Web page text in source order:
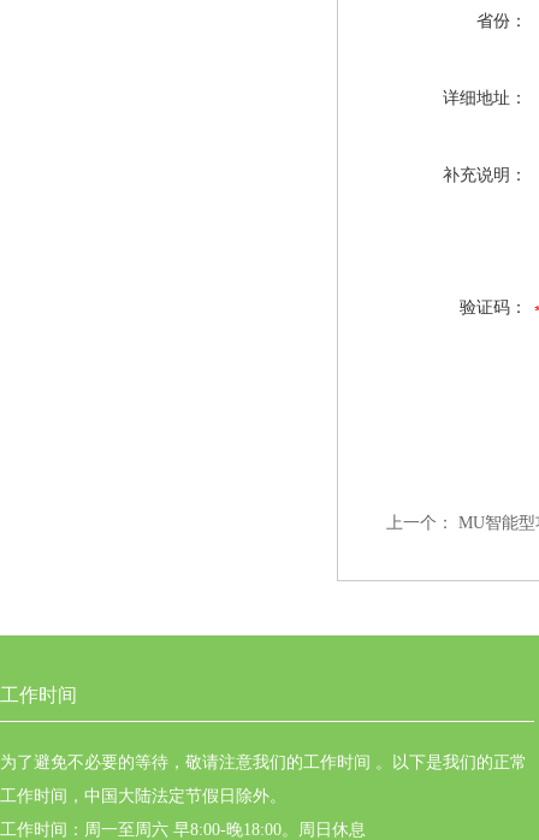
省份：
详细地址：
补充说明：
验证码：
上一个： MU智能
工作时间
为了避免不必要的等待，敬请注意我们的工作时间 。以下是我们的正常
工作时间，中国大陆法定节假日除外。
工作时间：周一至周六 早8:00-晚18:00。周日休息